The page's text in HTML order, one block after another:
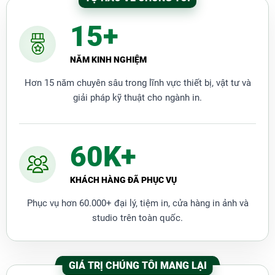
Máy Ép Plastic Khổ YT 320
khoảng trên dưới 1.000.000 đồng/cái. Nhưng hôm
nay,Thành Đạtđang diễn ra chương trình
Mãi Giảm Giá Cuối Năm
chỉ còn
được
bảo hành 3 thángtại công ty. Có thể nói, đây là
cơ hội hiếm thấy 1 năm chỉ có 1 lần chính vì thế các
bạn hãy nhanh chân đến ngay Mực In Thành Đạt để
Thành Đạttự hào làNhà Phân Phối Sản Phẩm Chính
trực tiếp đến tay người tiêu dùng với mức giá
15+
NĂM KINH NGHIỆM
Hơn 15 năm chuyên sâu trong lĩnh vực thiết bị, vật tư và
giải pháp kỹ thuật cho ngành in.
60K+
KHÁCH HÀNG ĐÃ PHỤC VỤ
Phục vụ hơn 60.000+ đại lý, tiệm in, cửa hàng in ảnh và
studio trên toàn quốc.
GIÁ TRỊ CHÚNG TÔI MANG LẠI